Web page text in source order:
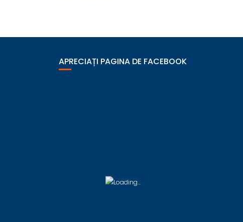
APRECIAȚI PAGINA DE FACEBOOK